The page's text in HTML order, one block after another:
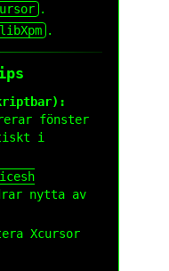
.
libXpm .
fönster
i
icesh
nytta av
Xcursor